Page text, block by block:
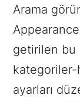
Arama
getirilen bu
kategoriler-
ayarları